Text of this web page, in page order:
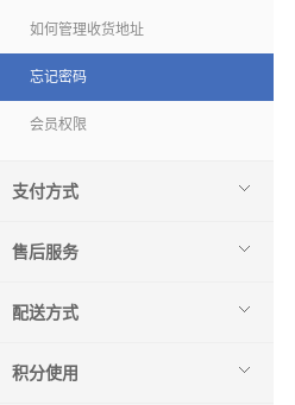
如何管理收货地址
忘记密码
会员权限
支付方式
售后服务
配送方式
积分使用